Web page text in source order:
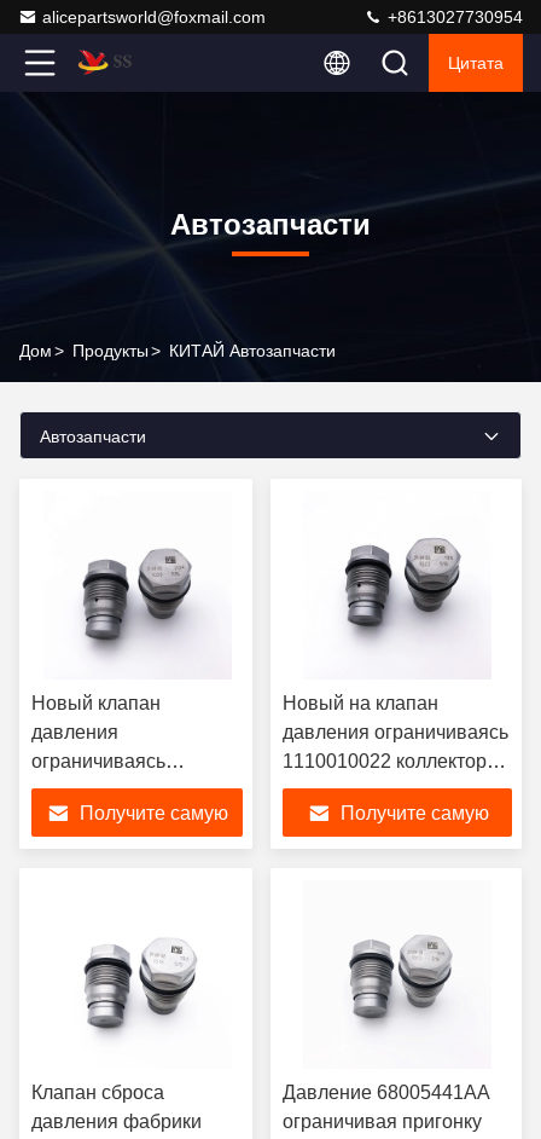
alicepartsworld@foxmail.com +8613027730954
Цитата
Автозапчасти
Дом> Продукты> КИТАЙ Автозапчасти
Автозапчасти
Новый клапан
давления
ограничиваясь
1110010026
коллектора системы
впрыска топлива 1 110
Получите самую
Новый на клапан
давления ограничиваясь
1110010022 коллектора
системы впрыска
топлива Bosch собрания
Cummins Engine
Получите самую
Клапан сброса
давления фабрики
Давление 68005441AA
ограничивая пригонку